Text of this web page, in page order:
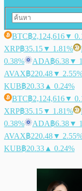
BTC฿2,124,616▼
XRP฿35.15▼ 1.81%
0.38%
ADA฿6.38▼
AVAX฿220.48▼
KUB฿20.33 ▲ 0.24%
BTC฿2,124,616▼
XRP฿35.15▼ 1.81%
0.38%
ADA฿6.38▼
AVAX฿220.48▼
KUB฿20.33 ▲ 0.24%